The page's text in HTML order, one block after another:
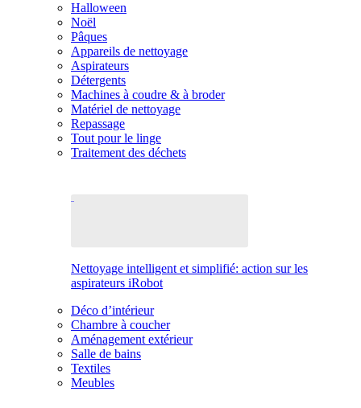
Halloween
Noël
Pâques
Appareils de nettoyage
Aspirateurs
Détergents
Machines à coudre & à broder
Matériel de nettoyage
Repassage
Tout pour le linge
Traitement des déchets
Nettoyage intelligent et simplifié: action sur les
aspirateurs iRobot
Déco d’intérieur
Chambre à coucher
Aménagement extérieur
Salle de bains
Textiles
Meubles